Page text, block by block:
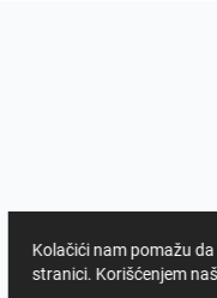
Kolačići nam pomažu
stranici. Korišćenjem